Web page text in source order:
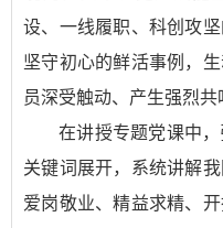
设、一线履职、科创攻
坚守初心的鲜活事例，
员深受触动、产生强烈共
在讲授专题党课中
关键词展开，系统讲解
爱岗敬业、精益求精、